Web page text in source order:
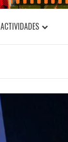
ACTIVIDADES